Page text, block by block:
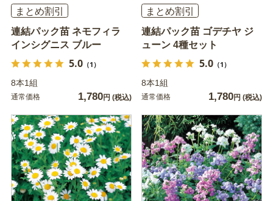
まとめ割引
連結パック苗 ネモフィラ
インシグニス ブルー
5.0（1）
8本1組
通常価格 1,780円 (税込)
まとめ割引
連結パック苗 ゴデチヤ ジ
ューン 4種セット
5.0（1）
8本1組
通常価格 1,780円 (税込)